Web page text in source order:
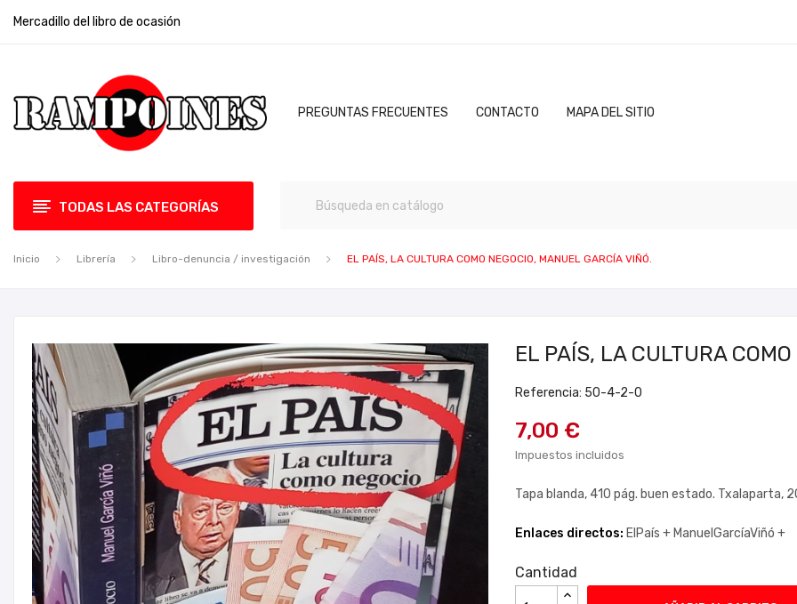
Mercadillo del libro de ocasión
PREGUNTAS FRECUENTES CONTACTO MAPA DEL SITIO
TODAS LAS CATEGORÍAS
Inicio Librería Libro-denuncia / investigación EL PAÍS, LA CULTURA COMO NEGOCIO, MANUEL GARCÍA VIÑÓ.
EL PAÍS, LA CULTURA
Referencia: 50-4-2-0
7,00 €
Impuestos incluidos
Tapa blanda, 410 pág. buen estado. Txalaparta,
Enlaces directos: ElPaís + ManuelGarcíaViñó +
Cantidad